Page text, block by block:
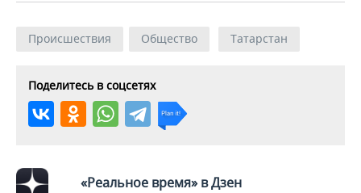
Происшествия Общество Татарстан
Поделитесь в соцсетях
«Реальное время» в Дзен